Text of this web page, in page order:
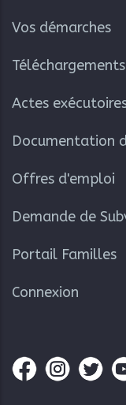
Vos démarches
Téléchargements
Actes
Documentation
Offres d'emploi
Demande de
Portail Familles
Connexion